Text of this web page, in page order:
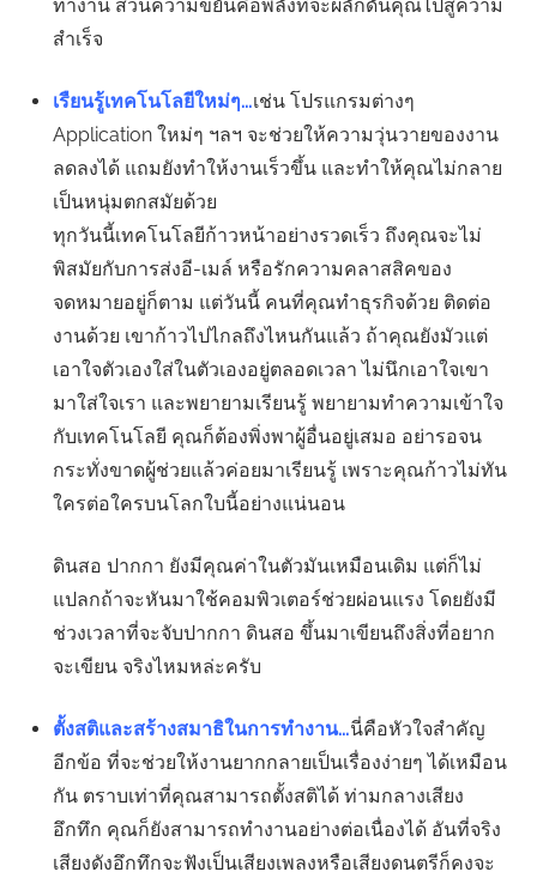
ทำงาน ส่วนความขยันคือพลังที่จะผลักดันคุณไปสู่ความ
สำเร็จ
เรืยนรู้เทคโนโลยีใหม่ๆ…เช่น โปรแกรมต่างๆ
Application ใหม่ๆ ฯลฯ จะช่วยให้ความวุ่นวายของงาน
ลดลงได้ แถมยังทำให้งานเร็วขึ้น และทำให้คุณไม่กลาย
เป็นหนุ่มตกสมัยด้วย
ทุกวันนี้เทคโนโลยีก้าวหน้าอย่างรวดเร็ว ถึงคุณจะไม่
พิสมัยกับการส่งอี-เมล์ หรือรักความคลาสสิคของ
จดหมายอยู่ก็ตาม แต่วันนี้ คนที่คุณทำธุรกิจด้วย ติดต่อ
งานด้วย เขาก้าวไปไกลถึงไหนกันแล้ว ถ้าคุณยังมัวแต่
เอาใจตัวเองใส่ในตัวเองอยู่ตลอดเวลา ไม่นึกเอาใจเขา
มาใส่ใจเรา และพยายามเรียนรู้ พยายามทำความเข้าใจ
กับเทคโนโลยี คุณก็ต้องพิ่งพาผู้อื่นอยู่เสมอ อย่ารอจน
กระทั่งขาดผู้ช่วยแล้วค่อยมาเรียนรู้ เพราะคุณก้าวไม่ทัน
ใครต่อใครบนโลกใบนี้อย่างแน่นอน
ดินสอ ปากกา ยังมีคุณค่าในตัวมันเหมือนเดิม แต่ก็ไม่
แปลกถ้าจะหันมาใช้คอมพิวเตอร์ช่วยผ่อนแรง โดยยังมี
ช่วงเวลาที่จะจับปากกา ดินสอ ขึ้นมาเขียนถึงสิ่งที่อยาก
จะเขียน จริงไหมหล่ะครับ
ตั้งสติและสร้างสมาธิในการทำงาน…นี่คือหัวใจสำคัญ
อีกข้อ ที่จะช่วยให้งานยากกลายเป็นเรื่องง่ายๆ ได้เหมือน
กัน ตราบเท่าที่คุณสามารถตั้งสติได้ ท่ามกลางเสียง
อึกทึก คุณก็ยังสามารถทำงานอย่างต่อเนื่องได้ อันที่จริง
เสียงดังอึกทึกจะฟังเป็นเสียงเพลงหรือเสียงดนตรีก็คงจะ